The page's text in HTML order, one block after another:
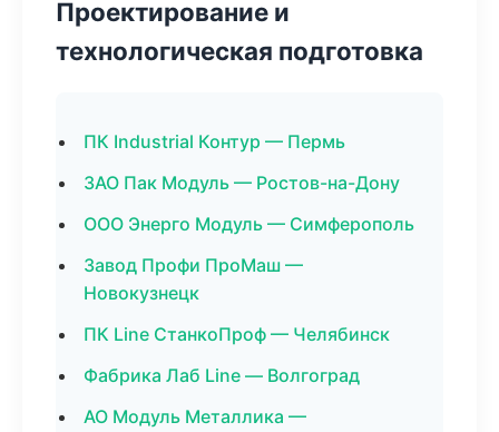
Проектирование и
технологическая подготовка
ПК Industrial Контур — Пермь
ЗАО Пак Модуль — Ростов-на-Дону
ООО Энерго Модуль — Симферополь
Завод Профи ПроМаш —
Новокузнецк
ПК Line СтанкоПроф — Челябинск
Фабрика Лаб Line — Волгоград
АО Модуль Металлика —